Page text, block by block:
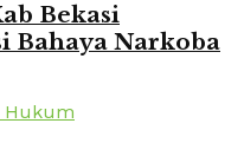
Bekasi
Bahaya Narkoba